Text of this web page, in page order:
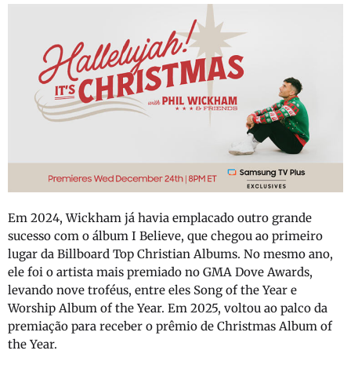
Em 2024, Wickham já havia emplacado outro grande
sucesso com o álbum I Believe, que chegou ao primeiro
lugar da Billboard Top Christian Albums. No mesmo ano,
ele foi o artista mais premiado no GMA Dove Awards,
levando nove troféus, entre eles Song of the Year e
Worship Album of the Year. Em 2025, voltou ao palco da
premiação para receber o prêmio de Christmas Album of
the Year.